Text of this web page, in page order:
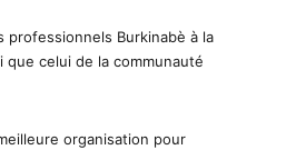
professionnels Burkinabè à la
celui de la communauté
organisation pour